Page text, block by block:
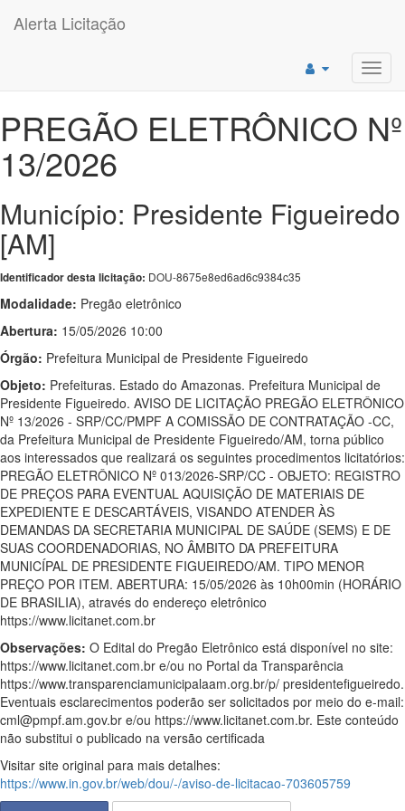
Alerta Licitação
PREGÃO ELETRÔNICO Nº
13/2026
Município: Presidente Figueiredo
[AM]
Identificador desta licitação: DOU-8675e8ed6ad6c9384c35
Modalidade: Pregão eletrônico
Abertura: 15/05/2026 10:00
Órgão: Prefeitura Municipal de Presidente Figueiredo
Objeto: Prefeituras. Estado do Amazonas. Prefeitura Municipal de
Presidente Figueiredo. AVISO DE LICITAÇÃO PREGÃO ELETRÔNICO
Nº 13/2026 - SRP/CC/PMPF A COMISSÃO DE CONTRATAÇÃO -CC,
da Prefeitura Municipal de Presidente Figueiredo/AM, torna público
aos interessados que realizará os seguintes procedimentos licitatórios:
PREGÃO ELETRÔNICO Nº 013/2026-SRP/CC - OBJETO: REGISTRO
DE PREÇOS PARA EVENTUAL AQUISIÇÃO DE MATERIAIS DE
EXPEDIENTE E DESCARTÁVEIS, VISANDO ATENDER ÀS
DEMANDAS DA SECRETARIA MUNICIPAL DE SAÚDE (SEMS) E DE
SUAS COORDENADORIAS, NO ÂMBITO DA PREFEITURA
MUNICÍPAL DE PRESIDENTE FIGUEIREDO/AM. TIPO MENOR
PREÇO POR ITEM. ABERTURA: 15/05/2026 às 10h00min (HORÁRIO
DE BRASILIA), através do endereço eletrônico
https://www.licitanet.com.br
Observações: O Edital do Pregão Eletrônico está disponível no site:
https://www.licitanet.com.br e/ou no Portal da Transparência
https://www.transparenciamunicipalaam.org.br/p/ presidentefigueiredo.
Eventuais esclarecimentos poderão ser solicitados por meio do e-mail:
cml@pmpf.am.gov.br e/ou https://www.licitanet.com.br. Este conteúdo
não substitui o publicado na versão certificada
Visitar site original para mais detalhes:
https://www.in.gov.br/web/dou/-/aviso-de-licitacao-703605759